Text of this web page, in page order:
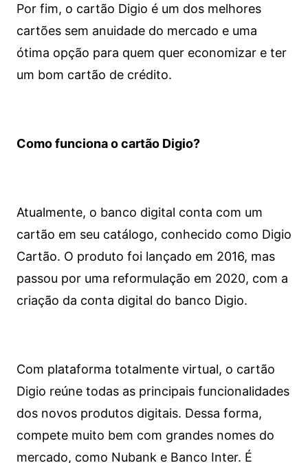
Por fim, o cartão Digio é um dos melhores
cartões sem anuidade do mercado e uma
ótima opção para quem quer economizar e ter
um bom cartão de crédito.
Como funciona o cartão Digio?
Atualmente, o banco digital conta com um
cartão em seu catálogo, conhecido como Digio
Cartão. O produto foi lançado em 2016, mas
passou por uma reformulação em 2020, com a
criação da conta digital do banco Digio.
Com plataforma totalmente virtual, o cartão
Digio reúne todas as principais funcionalidades
dos novos produtos digitais. Dessa forma,
compete muito bem com grandes nomes do
mercado, como Nubank e Banco Inter. É